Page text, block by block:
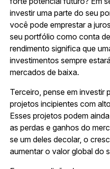
investir uma parte do seu
você pode emprestar a
seu portfólio como conta
rendimento significa que
investimentos sempre
mercados de baixa.
Terceiro, pense em investir
projetos incipientes com
Esses projetos podem
as perdas e ganhos do
se um deles decolar, o
aumentar o valor global do